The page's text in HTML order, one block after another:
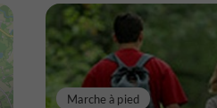
Marche à pied